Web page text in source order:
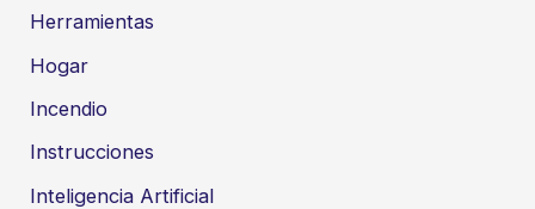
Herramientas
Hogar
Incendio
Instrucciones
Inteligencia Artificial